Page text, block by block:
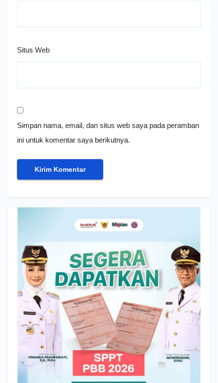
Situs Web
Simpan nama, email, dan situs web saya pada peramban
ini untuk komentar saya berikutnya.